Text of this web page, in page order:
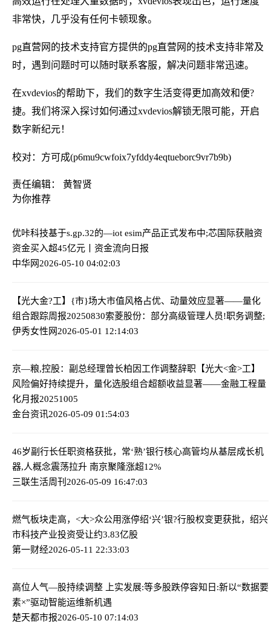
非常快，几乎没有任何卡顿现象。
pg直营网的技术支持官方提供的pg直营网的技术支持非常及
时，遇到问题时可以随时联系客服，解决问题非常迅速。
在xvdevios的帮助下，我们的数字生活变得更加高效和便?
捷。我们将深入探讨如何通过xvdevios解锁无限可能，开启
数字新纪元！
校对：方可成(p6mu9cwfoix7yfddy4eqtueborc9vr7b9b)
责任编辑： 黄智贤
为你推荐
优咔科技基于s.gp.32的—iot esim产品正式发布中;芯国际获融资
资金买入超45亿元丨资金流向日报
中华网2026-05-10 04:02:03
【光大金?工】{市}场大市值风格占优、动量效应显著——量化
组合跟踪周报20250830索菱股份：部分高级管理人员!职务调整;
伊秀女性网2026-05-01 12:14:03
京—粮,控股：副总经理曾长柏因工作调整辞职 【光大<金>工】
风险偏好持续提升，量化选股组合超额收益显著——金融工程量
化月报20251005
金台资讯2026-05-09 01:54:03
46岁副行长任职资格获批，常‘熟’银行核心高管均从基层成长机
器,人概念震荡拉升 南京聚隆涨超12%
三联生活周刊 2026-05-09 16:47:03
燃气板块走高，<大>众公用涨停绍‘兴’银?行股权变更获批，绍兴
市科技产业投资受让约3.83亿股
第一财经2026-05-11 22:33:03
高位人气—股持续调整 上实发展:等多股跌停容知日:新以“数据要
素×”驱动智能运维新机遇
楚天都市报2026-05-10 07:14:03